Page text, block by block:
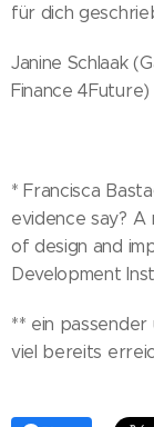
für dich
Janine Schlaak
Finance 4Future)
* Francisca
evidence say?
of design and
Development
** ein
viel bereits